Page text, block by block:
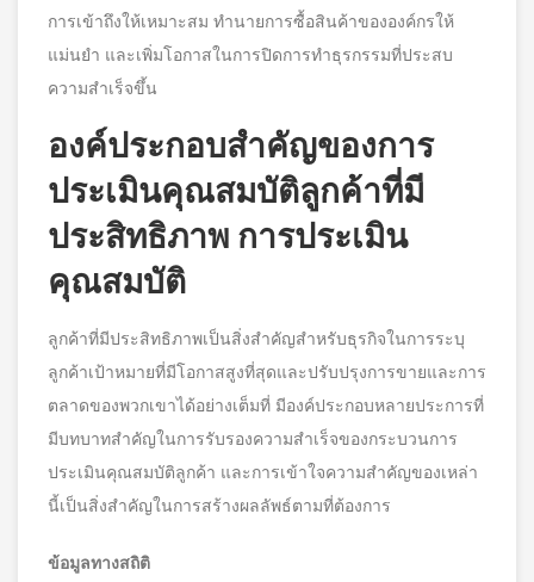
การเข้าถึงให้เหมาะสม ทำนายการซื้อสินค้าขององค์กรให้
แม่นยำ และเพิ่มโอกาสในการปิดการทำธุรกรรมที่ประสบ
ความสำเร็จขึ้น
องค์ประกอบสำคัญของการ
ประเมินคุณสมบัติลูกค้าที่มี
ประสิทธิภาพ การประเมิน
คุณสมบัติ
ลูกค้าที่มีประสิทธิภาพเป็นสิ่งสำคัญสำหรับธุรกิจในการระบุ
ลูกค้าเป้าหมายที่มีโอกาสสูงที่สุดและปรับปรุงการขายและการ
ตลาดของพวกเขาได้อย่างเต็มที่ มีองค์ประกอบหลายประการที่
มีบทบาทสำคัญในการรับรองความสำเร็จของกระบวนการ
ประเมินคุณสมบัติลูกค้า และการเข้าใจความสำคัญของเหล่า
นี้เป็นสิ่งสำคัญในการสร้างผลลัพธ์ตามที่ต้องการ
ข้อมูลทางสถิติ